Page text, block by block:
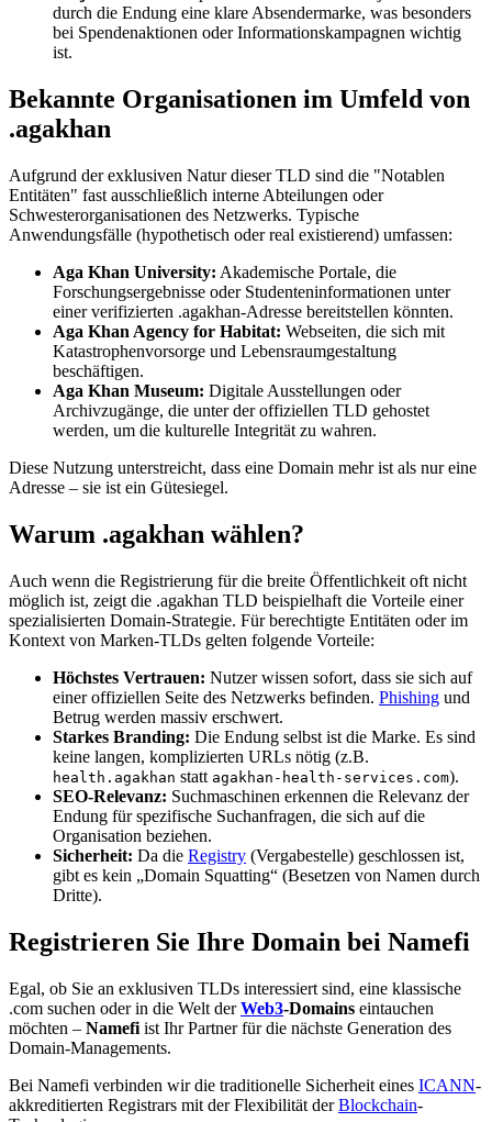
durch die Endung eine klare Absendermarke, was besonders
bei Spendenaktionen oder Informationskampagnen wichtig
ist.
Bekannte Organisationen im Umfeld von
.agakhan
Aufgrund der exklusiven Natur dieser TLD sind die "Notablen
Entitäten" fast ausschließlich interne Abteilungen oder
Schwesterorganisationen des Netzwerks. Typische
Anwendungsfälle (hypothetisch oder real existierend) umfassen:
Aga Khan University: Akademische Portale, die
Forschungsergebnisse oder Studenteninformationen unter
einer verifizierten .agakhan-Adresse bereitstellen könnten.
Aga Khan Agency for Habitat: Webseiten, die sich mit
Katastrophenvorsorge und Lebensraumgestaltung
beschäftigen.
Aga Khan Museum: Digitale Ausstellungen oder
Archivzugänge, die unter der offiziellen TLD gehostet
werden, um die kulturelle Integrität zu wahren.
Diese Nutzung unterstreicht, dass eine Domain mehr ist als nur eine
Adresse – sie ist ein Gütesiegel.
Warum .agakhan wählen?
Auch wenn die Registrierung für die breite Öffentlichkeit oft nicht
möglich ist, zeigt die .agakhan TLD beispielhaft die Vorteile einer
spezialisierten Domain-Strategie. Für berechtigte Entitäten oder im
Kontext von Marken-TLDs gelten folgende Vorteile:
Höchstes Vertrauen: Nutzer wissen sofort, dass sie sich auf
einer offiziellen Seite des Netzwerks befinden. Phishing und
Betrug werden massiv erschwert.
Starkes Branding: Die Endung selbst ist die Marke. Es sind
keine langen, komplizierten URLs nötig (z.B.
health.agakhan statt agakhan-health-services.com).
SEO-Relevanz: Suchmaschinen erkennen die Relevanz der
Endung für spezifische Suchanfragen, die sich auf die
Organisation beziehen.
Sicherheit: Da die Registry (Vergabestelle) geschlossen ist,
gibt es kein „Domain Squatting“ (Besetzen von Namen durch
Dritte).
Registrieren Sie Ihre Domain bei Namefi
Egal, ob Sie an exklusiven TLDs interessiert sind, eine klassische
.com suchen oder in die Welt derWeb3-Domains eintauchen
möchten – Namefi ist Ihr Partner für die nächste Generation des
Domain-Managements.
Bei Namefi verbinden wir die traditionelle Sicherheit eines ICANN-
akkreditierten Registrars mit der Flexibilität derBlockchain-